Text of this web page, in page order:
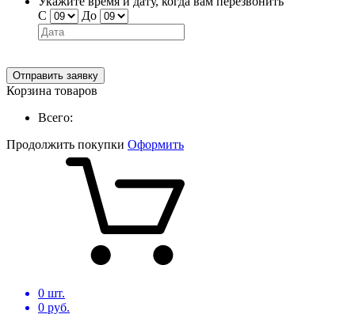
С
До
Отправить заявку
Корзина товаров
Всего:
Продолжить покупки Оформить
0 шт.
0 руб.